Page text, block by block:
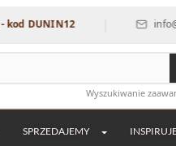
|
Wyszukiwanie
SPRZEDAJEMY